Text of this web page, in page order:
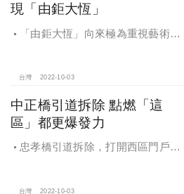
現「由鉅大恆」
「由鉅大恆」向來極為重視藝術生
級公設，更值得一提的宴會廳也再現
台灣 2022-10-03
中正橋引道拆除 點燃「這
區」都更爆發力
忠孝橋引道拆除，打開西區門戶計
台灣 2022-10-03